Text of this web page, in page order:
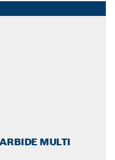
MULTI